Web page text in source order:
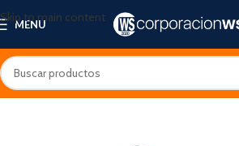
Skip to main content
MENU